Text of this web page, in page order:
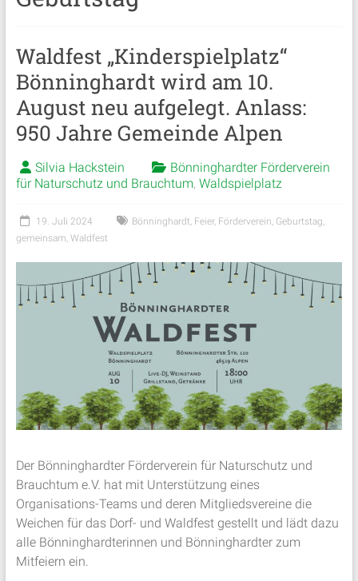
Waldfest „Kinderspielplatz“
Bönninghardt wird am 10.
August neu aufgelegt. Anlass:
950 Jahre Gemeinde Alpen
Silvia Hackstein
Bönninghardter Förderverein
für Naturschutz und Brauchtum, Waldspielplatz
19. Juli 2024 Bönninghardt, Feier, Förderverein, Geburtstag,
gemeinsam, Waldfest
Der Bönninghardter Förderverein für Naturschutz und
Brauchtum e.V. hat mit Unterstützung eines
Organisations-Teams und deren Mitgliedsvereine die
Weichen für das Dorf- und Waldfest gestellt und lädt dazu
alle Bönninghardterinnen und Bönninghardter zum
Mitfeiern ein.